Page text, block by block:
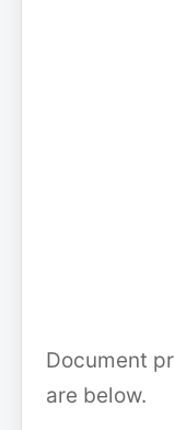
Document
are below.